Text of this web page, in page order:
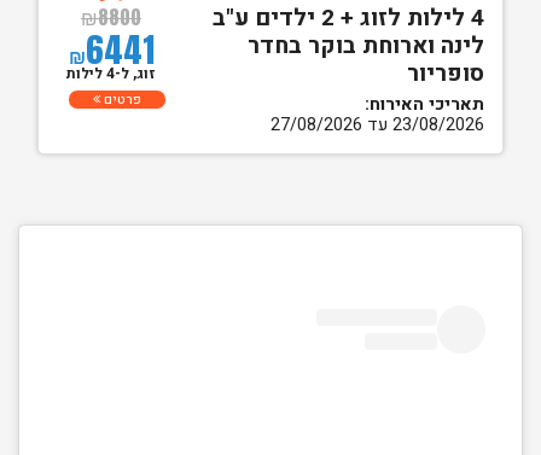
4 לילות לזוג + 2 ילדים ע"ב
לינה וארוחת בוקר בחדר
סופריור
תאריכי האירוח:
23/08/2026 עד 27/08/2026
₪8800
₪6441
זוג, ל-4 לילות
פרטים